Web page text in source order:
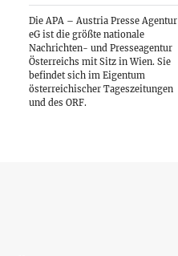
Die APA – Austria Presse Agentur
eG ist die größte nationale
Nachrichten- und Presseagentur
Österreichs mit Sitz in Wien. Sie
befindet sich im Eigentum
österreichischer Tageszeitungen
und des ORF.